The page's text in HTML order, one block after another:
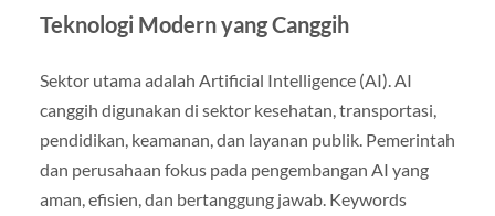
Teknologi Modern yang Canggih
Sektor utama adalah Artificial Intelligence (AI). AI
canggih digunakan di sektor kesehatan, transportasi,
pendidikan, keamanan, dan layanan publik. Pemerintah
dan perusahaan fokus pada pengembangan AI yang
aman, efisien, dan bertanggung jawab. Keywords